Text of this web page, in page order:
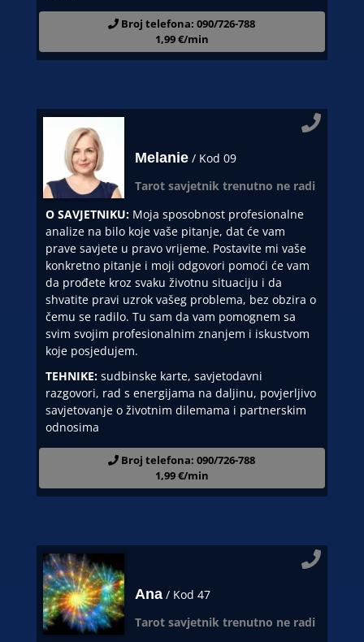
Broj telefona: 090/726-788
1,99 €/min
Melanie / Kod 09
Tarot savjetnik trenutno ne radi
O SAVJETNIKU:Moja sposobnost profesionalne
analize na bilo koje vaše pitanje, dat će vam
prave savjete u pravo vrijeme. Postavite mi vaše
konkretno pitanje i moji odgovori pomoći će vam
da prođete kroz svaku životnu situaciju i da
shvatite pravi uzrok vašeg problema, bez obzira o
čemu se radilo. Tu sam da vam pomognem sa
svim svojim profesionalnim znanjem i iskustvom
koje posjedujem.
TEHNIKE:sudbinske karte, savjetodavni
razgovori, rad s energijama na daljinu, povjerljivo
savjetovanje o životnim dilemama i partnerskim
odnosima
Broj telefona: 090/726-788
1,99 €/min
Ana / Kod 47
Tarot savjetnik trenutno ne radi